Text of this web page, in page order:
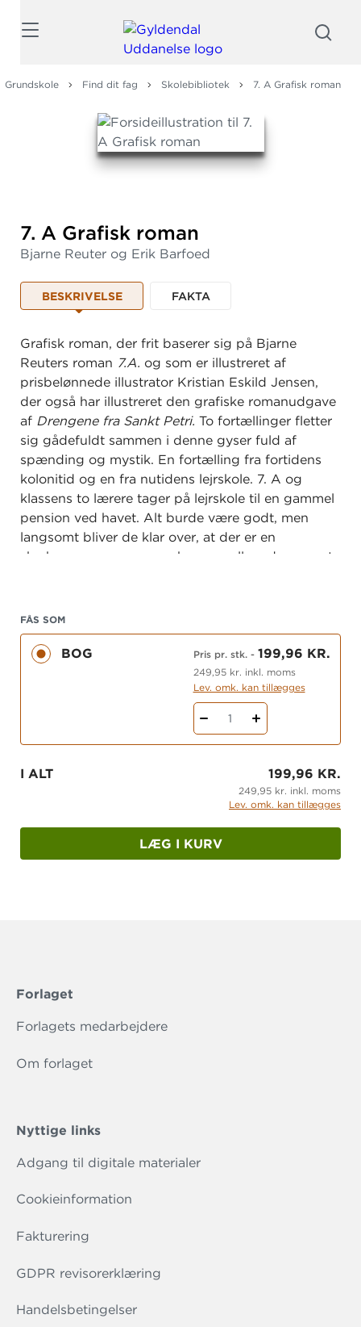
Grundskole Find dit fag Skolebibliotek 7. A Grafisk roman
7. A Grafisk roman
Bjarne Reuter og Erik Barfoed
BESKRIVELSE FAKTA
Grafisk roman, der frit baserer sig på Bjarne
Reuters roman 7.A. og som er illustreret af
prisbelønnede illustrator Kristian Eskild Jensen,
der også har illustreret den grafiske romanudgave
af Drengene fra Sankt Petri. To fortællinger fletter
sig gådefuldt sammen i denne gyser fuld af
spænding og mystik. En fortælling fra fortidens
kolonitid og en fra nutidens lejrskole. 7. A og
klassens to lærere tager på lejrskole til en gammel
pension ved havet. Alt burde være godt, men
langsomt bliver de klar over, at der er en
skæbnesvanger sammenhæng mellem dem og et
FÅS SOM
BOG Pris pr. stk.- 199,96 KR.
249,95 kr. inkl. moms
Lev. omk. kan tillægges
1
I ALT 199,96 KR.
249,95 kr. inkl. moms
Lev. omk. kan tillægges
LÆG I KURV
Forlaget
Forlagets medarbejdere
Om forlaget
Nyttige links
Adgang til digitale materialer
Cookieinformation
Fakturering
GDPR revisorerklæring
Handelsbetingelser